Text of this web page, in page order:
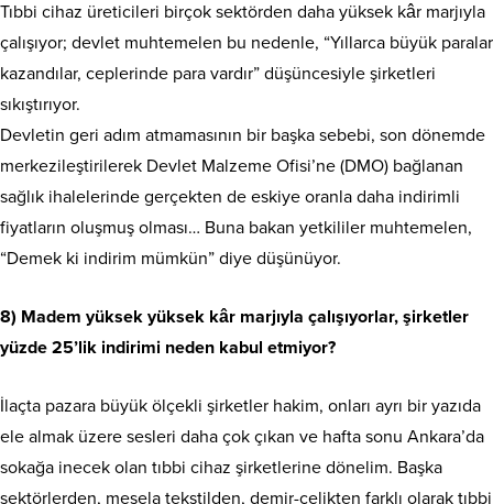
Tıbbi cihaz üreticileri birçok sektörden daha yüksek kâr marjıyla
çalışıyor; devlet muhtemelen bu nedenle, “Yıllarca büyük paralar
kazandılar, ceplerinde para vardır” düşüncesiyle şirketleri
sıkıştırıyor.
Devletin geri adım atmamasının bir başka sebebi, son dönemde
merkezileştirilerek Devlet Malzeme Ofisi’ne (DMO) bağlanan
sağlık ihalelerinde gerçekten de eskiye oranla daha indirimli
fiyatların oluşmuş olması… Buna bakan yetkililer muhtemelen,
“Demek ki indirim mümkün” diye düşünüyor.
8) Madem yüksek yüksek kâr marjıyla çalışıyorlar, şirketler
yüzde 25’lik indirimi neden kabul etmiyor?
İlaçta pazara büyük ölçekli şirketler hakim, onları ayrı bir yazıda
ele almak üzere sesleri daha çok çıkan ve hafta sonu Ankara’da
sokağa inecek olan tıbbi cihaz şirketlerine dönelim. Başka
sektörlerden, mesela tekstilden, demir-çelikten farklı olarak tıbbi